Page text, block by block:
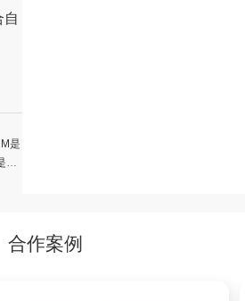
自
是
什
合作案例